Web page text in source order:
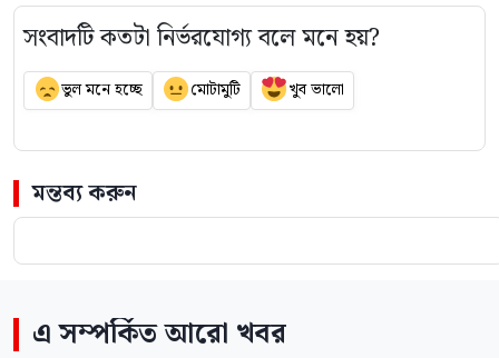
সংবাদটি কতটা নির্ভরযোগ্য বলে মনে হয়?
ভুল মনে হচ্ছে মোটামুটি খুব ভালো
মন্তব্য করুন
এ সম্পর্কিত আরো খবর